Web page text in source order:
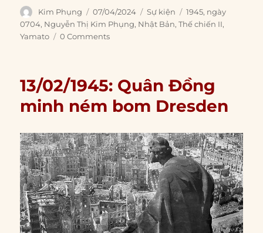
Author
Kim Phụng
Posted
on
07/04/2024 Categories
Sự kiện Tags
1945, ngày
0704, Nguyễn Thị Kim Phụng, Nhật Bản,Thế chiến II,
Yamato
0 Comments
13/02/1945: Quân Đồng
minh ném bom Dresden